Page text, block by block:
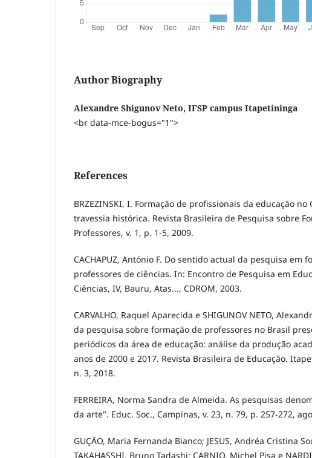
Author Biography
Alexandre Shigunov Neto, IFSP campus Itapetininga
<br data-mce-bogus="1">
References
BRZEZINSKI, I. Formação de profissionais da educação no
travessia histórica. Revista Brasileira de Pesquisa sobre
Professores, v. 1, p. 1-5, 2009.
CACHAPUZ, António F. Do sentido actual da pesquisa em
professores de ciências. In: Encontro de Pesquisa em
Ciências, IV, Bauru, Atas..., CDROM, 2003.
CARVALHO, Raquel Aparecida e SHIGUNOV NETO,
da pesquisa sobre formação de professores no Brasil
periódicos da área de educação: análise da produção
anos de 2000 e 2017. Revista Brasileira de Educação.
n. 3, 2018.
FERREIRA, Norma Sandra de Almeida. As pesquisas
da arte". Educ. Soc., Campinas, v. 23, n. 79, p. 257-272,
GUÇÃO, Maria Fernanda Bianco; JESUS, Andréa Cristina
TAKAHASSHI, Bruno Tadashi; CARNIO, Michel Pisa e